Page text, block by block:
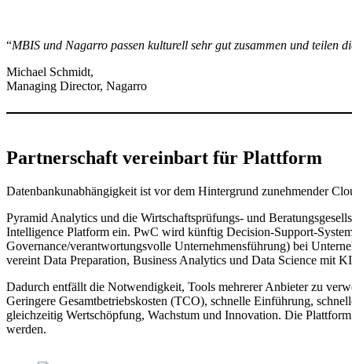
“MBIS und Nagarro passen kulturell sehr gut zusammen und teilen
Michael Schmidt,
Managing Director, Nagarro
Partnerschaft vereinbart für Plattform
Datenbankunabhängigkeit ist vor dem Hintergrund zunehmender
Pyramid Analytics und die Wirtschaftsprüfungs- und
Intelligence Platform ein. PwC wird künftig Decision-Support-
Governance/verantwortungsvolle Unternehmensführung) bei
vereint Data Preparation, Business Analytics und Data Science mit
Dadurch entfällt die Notwendigkeit, Tools mehrerer Anbieter zu
Geringere Gesamtbetriebskosten (TCO), schnelle Einführung,
gleichzeitig Wertschöpfung, Wachstum und Innovation. Die
werden.